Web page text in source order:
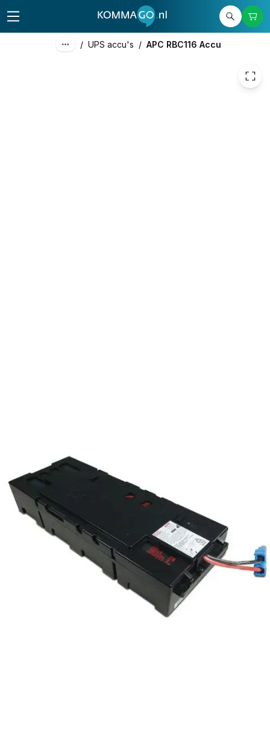
/ UPS accu's / APC RBC116 Accu
excl. btw